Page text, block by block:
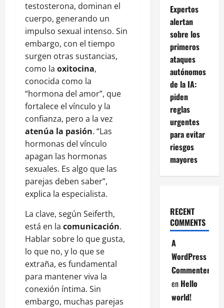
testosterona, dominan el
cuerpo, generando un
impulso sexual intenso. Sin
embargo, con el tiempo
surgen otras sustancias,
como la oxitocina,
conocida como la
“hormona del amor”, que
fortalece el vínculo y la
confianza, pero a la vez
atenúa la pasión. “Las
hormonas del vínculo
apagan las hormonas
sexuales. Es algo que las
parejas deben saber”,
explica la especialista.
La clave, según Seiferth,
está en la comunicación.
Hablar sobre lo que gusta,
lo que no, y lo que se
extraña, es fundamental
para mantener viva la
conexión íntima. Sin
embargo, muchas parejas
Expertos
alertan
sobre los
primeros
ataques
autónomos
de la IA:
piden
reglas
urgentes
para evitar
riesgos
mayores
RECENT
COMMENTS
A
WordPress
Commenter
en Hello
world!